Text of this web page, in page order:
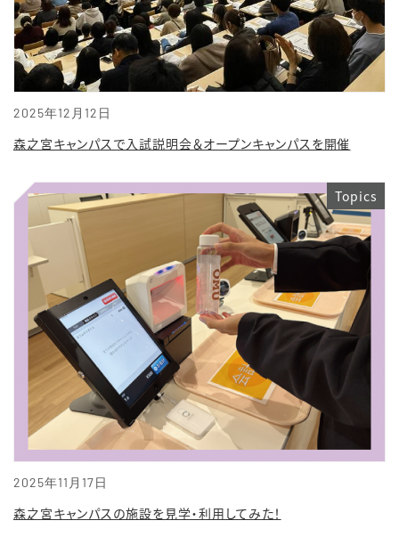
2025年12月12日
森之宮キャンパスで入試説明会＆オープンキャンパスを開催
2025年11月17日
Topics
森之宮キャンパスの施設を見学・利用してみた！